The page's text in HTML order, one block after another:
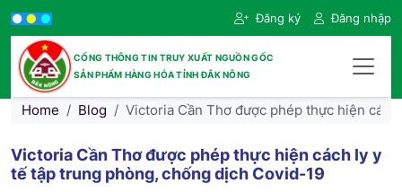
Đăng ký Đăng nhập
CỔNG THÔNG TIN TRUY XUẤT NGUỒN GỐC
SẢN PHẨM HÀNG HÓA TỈNH ĐẮK NÔNG
Home Blog Victoria Cần Thơ được phép thực hiện
Victoria Cần Thơ được phép thực hiện cách ly y
tế tập trung phòng, chống dịch Covid-19